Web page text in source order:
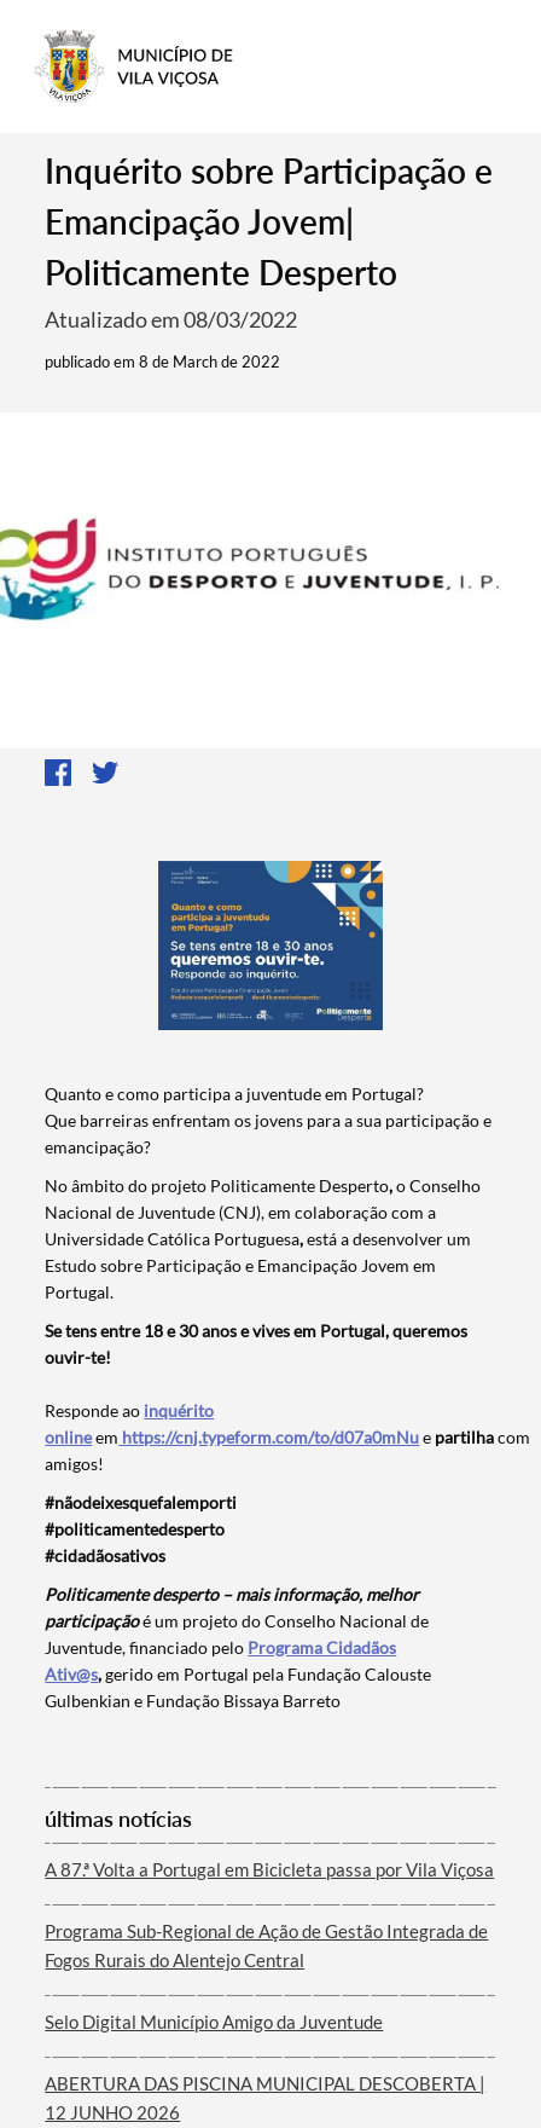
Termo de Pesquisa
Categorias gerais
Filtros
Inquérito sobre Participação e
Emancipação Jovem|
Politicamente Desperto
Atualizado em 08/03/2022
publicado em 8 de March de 2022
Quanto e como participa a juventude em Portugal?
Que barreiras enfrentam os jovens para a sua participação e
emancipação?
No âmbito do projeto Politicamente Desperto,o Conselho
Nacional de Juventude (CNJ), em colaboração com a
Universidade Católica Portuguesa,está a desenvolver um
Estudo sobre Participação e Emancipação Jovem em
Portugal.
Se tens entre 18 e 30 anos e vives em Portugal, queremos
ouvir-te!
Responde ao inquérito
onlineem https://cnj.typeform.com/to/d07a0mNue partilhacom
amigos!
#nãodeixesquefalemporti
#politicamentedesperto
#cidadãosativos
Politicamente desperto – mais informação, melhor
participaçãoé um projeto do Conselho Nacional de
Juventude, financiado pelo Programa Cidadãos
Ativ@s,gerido em Portugal pela Fundação Calouste
Gulbenkian e Fundação Bissaya Barreto
últimas notícias
A 87.ª Volta a Portugal em Bicicleta passa por Vila Viçosa
Programa Sub-Regional de Ação de Gestão Integrada de
Fogos Rurais do Alentejo Central
Selo Digital Município Amigo da Juventude
ABERTURA DAS PISCINA MUNICIPAL DESCOBERTA |
12 JUNHO 2026